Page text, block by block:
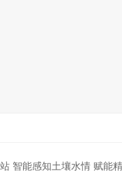
智能感知土壤水情 赋能